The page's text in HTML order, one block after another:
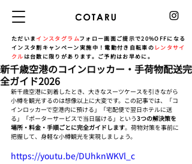
ただいま インスタグラムフォロー画面ご提示で20%OFFになる
インスタ割キャンペーン実施中！電動付き自転車の レンタサイ
クル は台数に限りがあります。ご予約はお早めに。
新千歳空港のコインロッカー・手荷物配送完
全ガイド2026
新千歳空港に到着したとき、大きなスーツケースを引きながら
小樽を観光するのは想像以上に大変です。この記事では、「コ
インロッカーで空港内に預ける」「宅配便で翌日ホテルに送
る」「ポーターサービスで当日届ける」という3つの解決策を
場所・料金・手順ごとに完全ガイドします。荷物対策を事前に
把握して、身軽な小樽観光を実現しましょう。
https://youtu.be/DUhknWKVl_c